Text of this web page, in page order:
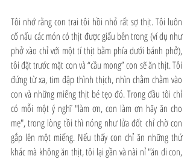
Tôi nhớ rằng con trai tôi hồi nhỏ rất sợ thịt. Tôi luôn
cố nấu các món có thịt được giấu bên trong (ví dụ như
phở xào chỉ với một tí thịt bằm phía dưới bánh phở),
tôi đặt trước mặt con và “cầu mong” con sẽ ăn thịt. Tôi
đứng từ xa, tim đập thình thịch, nhìn chằm chằm vào
con và những miếng thịt bé tẹo đó. Trong đầu tôi chỉ
có mỗi một ý nghĩ "làm ơn, con làm ơn hãy ăn cho
mẹ", trong lòng tồi thì nóng như lửa đốt chỉ chờ con
gắp lên một miếng. Nếu thấy con chỉ ăn những thứ
khác mà không ăn thịt, tôi lại gần và nài nỉ "ăn đi con,